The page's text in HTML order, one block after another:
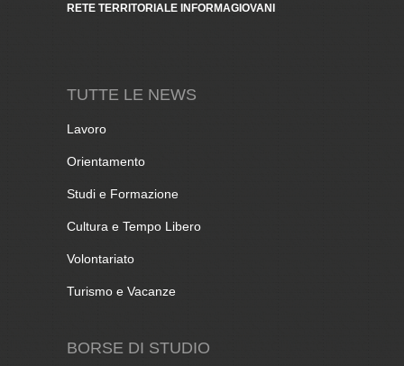
RETE TERRITORIALE INFORMAGIOVANI
TUTTE LE NEWS
Lavoro
Orientamento
Studi e Formazione
Cultura e Tempo Libero
Volontariato
Turismo e Vacanze
BORSE DI STUDIO